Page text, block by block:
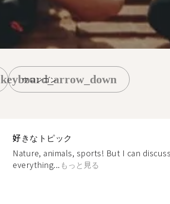
ウロンゴン
keyboard_arrow_down
好きなトピック
Nature, animals, sports! But I can
everything... もっと見る